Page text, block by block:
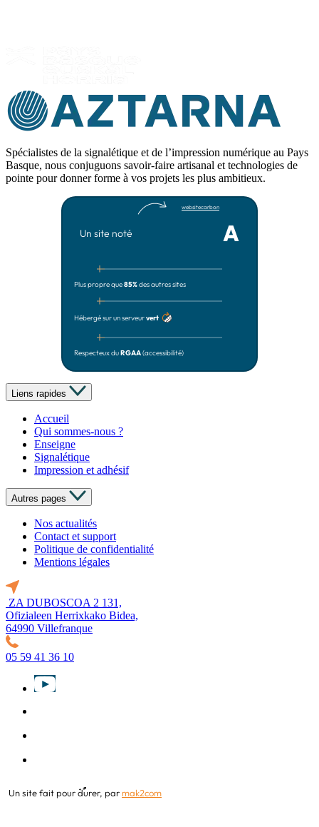
Spécialistes de la signalétique et de l’impression numérique au Pays
Basque, nous conjuguons savoir-faire artisanal et technologies de
pointe pour donner forme à vos projets les plus ambitieux.
Un site noté
websitecarbon
A
Plus propre que85%des autres sites
Hébergé sur un serveurvert
Respecteux duRGAA(accessibilité)
Liens rapides
Accueil
Qui sommes-nous ?
Enseigne
Signalétique
Impression et adhésif
Autres pages
Nos actualités
Contact et support
Politique de confidentialité
Mentions légales
ZA DUBOSCOA 2 131,
Ofizialeen Herrixkako Bidea,
64990 Villefranque
05 59 41 36 10
Un site fait pourdurer, par mak2com